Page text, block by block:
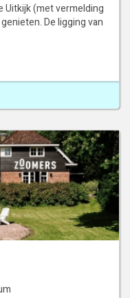
Uitkijk (met vermelding
De ligging van